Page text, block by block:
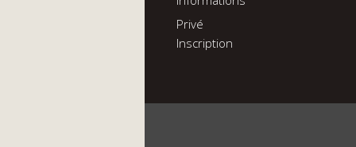
Privé
Inscription